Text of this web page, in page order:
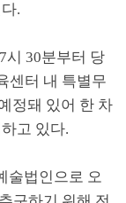
.
7시 30분부터 당
센터 내 특별무
정돼 있어 한 차
고 있다.
술법인으로 오